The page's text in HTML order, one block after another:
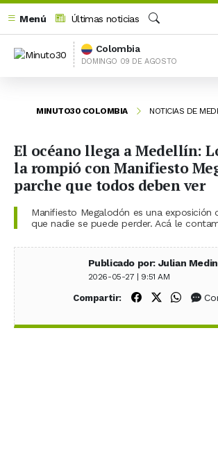
Menú
Últimas noticias
Buscar
Colombia
DOMINGO 09 DE AGOSTO
MINUTO30 COLOMBIA NOTICIAS DE
El océano llega a Medellín:
la rompió con Manifiesto
parche que todos deben ver
Manifiesto Megalodón es una exposición
que nadie se puede perder. Acá le
Publicado por: Julian
2026-05-27 | 9:51 AM
Compartir: Compartir en
Compartir